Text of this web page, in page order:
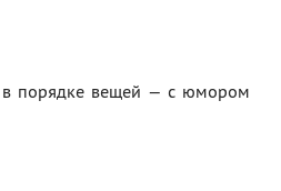
в порядке вещей — с юмором